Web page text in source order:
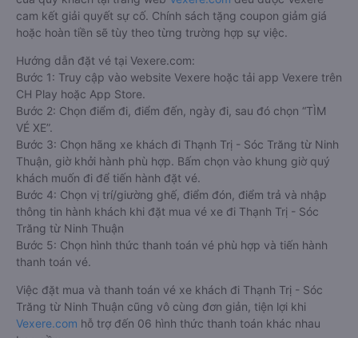
cam kết giải quyết sự cố. Chính sách tặng coupon giảm giá
hoặc hoàn tiền sẽ tùy theo từng trường hợp sự việc.
Hướng dẫn đặt vé tại Vexere.com:
Bước 1: Truy cập vào website Vexere hoặc tải app Vexere trên
CH Play hoặc App Store.
Bước 2: Chọn điểm đi, điểm đến, ngày đi, sau đó chọn “TÌM
VÉ XE”.
Bước 3: Chọn hãng xe khách đi Thạnh Trị - Sóc Trăng từ Ninh
Thuận, giờ khởi hành phù hợp. Bấm chọn vào khung giờ quý
khách muốn đi để tiến hành đặt vé.
Bước 4: Chọn vị trí/giường ghế, điểm đón, điểm trả và nhập
thông tin hành khách khi đặt mua vé xe đi Thạnh Trị - Sóc
Trăng từ Ninh Thuận
Bước 5: Chọn hình thức thanh toán vé phù hợp và tiến hành
thanh toán vé.
Việc đặt mua và thanh toán vé xe khách đi Thạnh Trị - Sóc
Trăng từ Ninh Thuận cũng vô cùng đơn giản, tiện lợi khi
Vexere.com hỗ trợ đến 06 hình thức thanh toán khác nhau